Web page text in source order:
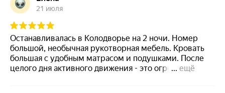
руки.
21 июля
Останавливалась в Колодворье на 2 ночи. Номер
большой, необычная рукотворная мебель. Кровать
большая с удобным матрасом и подушками. После
целого дня активного движения - это огромный
... ещё